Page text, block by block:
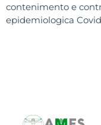
contenimento e
epidemiologica